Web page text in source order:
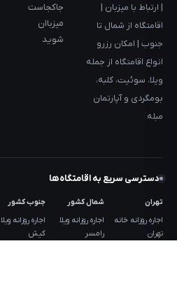
| ارتباط با میزبان |
اقامتگاه از شمال تا
جنوب | امکان رزرو
انواع اقامتگاه از جمله
ویلا، سوئیت، کلبه،
بومگردی و آپارتمان
مبله
جاکجاست
میزباان
شوید
دسترسی سریع به اقامتگاه‌ها
تهران
اجاره روزانه خانه
تهران
شمال کشور
اجاره روزانه ویلا
رامسر
جنوب کشور
اجاره روزانه ویلا
کیش